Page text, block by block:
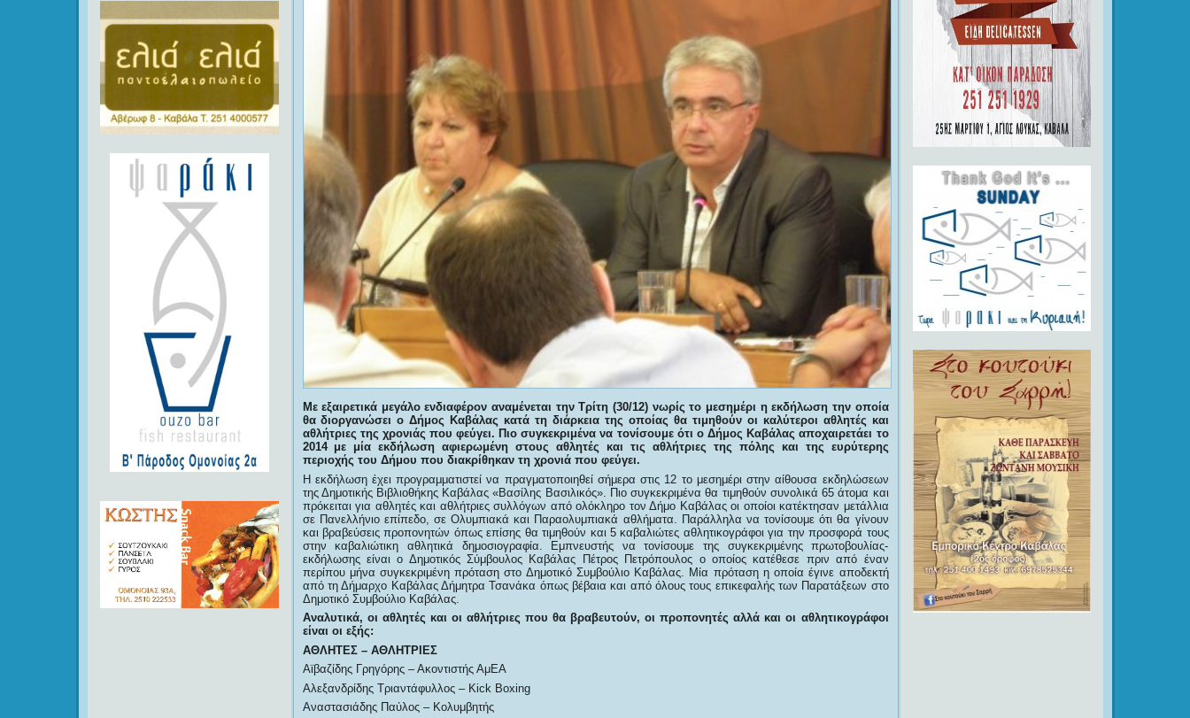
Με εξαιρετικά μεγάλο ενδιαφέρον αναμένεται την Τρίτη (30/12) νωρίς το μεσημέρι η εκδήλωση την οποία
θα διοργανώσει ο Δήμος Καβάλας κατά τη διάρκεια της οποίας θα τιμηθούν οι καλύτεροι αθλητές και
αθλήτριες της χρονιάς που φεύγει. Πιο συγκεκριμένα να τονίσουμε ότι ο Δήμος Καβάλας αποχαιρετάει το
2014 με μία εκδήλωση αφιερωμένη στους αθλητές και τις αθλήτριες της πόλης και της ευρύτερης
περιοχής του Δήμου που διακρίθηκαν τη χρονιά που φεύγει.
Η εκδήλωση έχει προγραμματιστεί να πραγματοποιηθεί σήμερα στις 12 το μεσημέρι στην αίθουσα εκδηλώσεων
της Δημοτικής Βιβλιοθήκης Καβάλας «Βασίλης Βασιλικός». Πιο συγκεκριμένα θα τιμηθούν συνολικά 65 άτομα και
πρόκειται για αθλητές και αθλήτριες συλλόγων από ολόκληρο τον Δήμο Καβάλας οι οποίοι κατέκτησαν μετάλλια
σε Πανελλήνιο επίπεδο, σε Ολυμπιακά και Παραολυμπιακά αθλήματα. Παράλληλα να τονίσουμε ότι θα γίνουν
και βραβεύσεις προπονητών όπως επίσης θα τιμηθούν και 5 καβαλιώτες αθλητικογράφοι για την προσφορά τους
στην καβαλιώτικη αθλητικά δημοσιογραφία. Εμπνευστής να τονίσουμε της συγκεκριμένης πρωτοβουλίας-
εκδήλωσης είναι ο Δημοτικός Σύμβουλος Καβάλας Πέτρος Πετρόπουλος ο οποίος κατέθεσε πριν από έναν
περίπου μήνα συγκεκριμένη πρόταση στο Δημοτικό Συμβούλιο Καβάλας. Μία πρόταση η οποία έγινε αποδεκτή
από τη Δήμαρχο Καβάλας Δήμητρα Τσανάκα όπως βέβαια και από όλους τους επικεφαλής των Παρατάξεων στο
Δημοτικό Συμβούλιο Καβάλας.
Αναλυτικά, οι αθλητές και οι αθλήτριες που θα βραβευτούν, οι προπονητές αλλά και οι αθλητικογράφοι
είναι οι εξής:
ΑΘΛΗΤΕΣ – ΑΘΛΗΤΡΙΕΣ
Αϊβαζίδης Γρηγόρης – Ακοντιστής ΑμΕΑ
Αλεξανδρίδης Τριαντάφυλλος – Kick Boxing
Αναστασιάδης Παύλος – Κολυμβητής